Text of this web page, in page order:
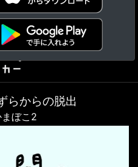
らからの脱出
ぼこ2